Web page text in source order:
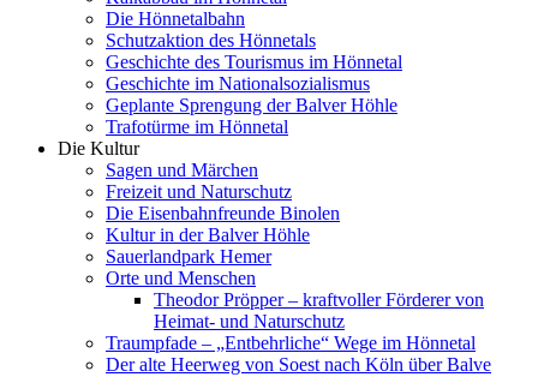
Die Hönnetalbahn
Schutzaktion des Hönnetals
Geschichte des Tourismus im Hönnetal
Geschichte im Nationalsozialismus
Geplante Sprengung der Balver Höhle
Trafotürme im Hönnetal
Die Kultur
Sagen und Märchen
Freizeit und Naturschutz
Die Eisenbahnfreunde Binolen
Kultur in der Balver Höhle
Sauerlandpark Hemer
Orte und Menschen
Theodor Pröpper – kraftvoller Förderer von
Heimat- und Naturschutz
Traumpfade – „Entbehrliche“ Wege im Hönnetal
Der alte Heerweg von Soest nach Köln über Balve